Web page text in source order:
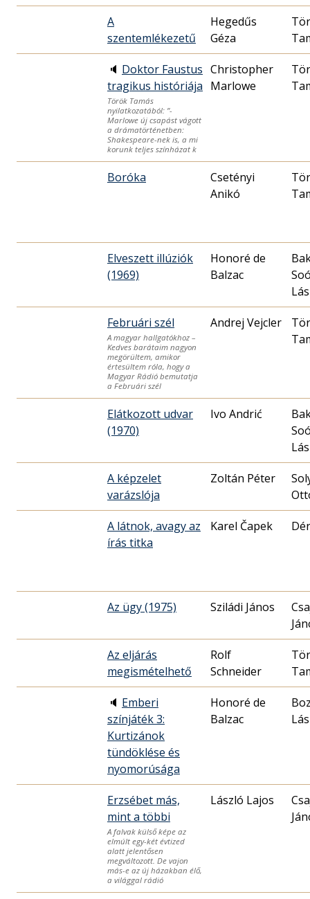
A
szentemlékezetű
Hegedűs
Géza
🔈 Doktor Faustus
tragikus históriája
Török Tamás
nyilatkozatából: ”-
Marlowe új csapást vágott
a drámatörténetben:
Shakespeare-nek is, a mi
korunk teljes színházat k
Christopher
Marlowe
Boróka
Csetényi
Anikó
Elveszett illúziók
(1969)
Honoré de
Balzac
Februári szél
A magyar hallgatókhoz –
Kedves barátaim nagyon
megörültem, amikor
értesültem róla, hogy a
Magyar Rádió bemutatja
a Februári szél
Andrej Vejcler
Elátkozott udvar
(1970)
Ivo Andrić
A képzelet
varázslója
Zoltán Péter
A látnok, avagy az
írás titka
Karel Čapek
Az ügy (1975) Sziládi János
Az eljárás
megismételhető
Rolf
Schneider
🔈 Emberi
színjáték 3:
Kurtizánok
tündöklése és
nyomorúsága
Honoré de
Balzac
Erzsébet más,
mint a többi
A falvak külső képe az
elmúlt egy-két évtized
alatt jelentősen
megváltozott. De vajon
más-e az új házakban élő,
a világgal rádió
László Lajos